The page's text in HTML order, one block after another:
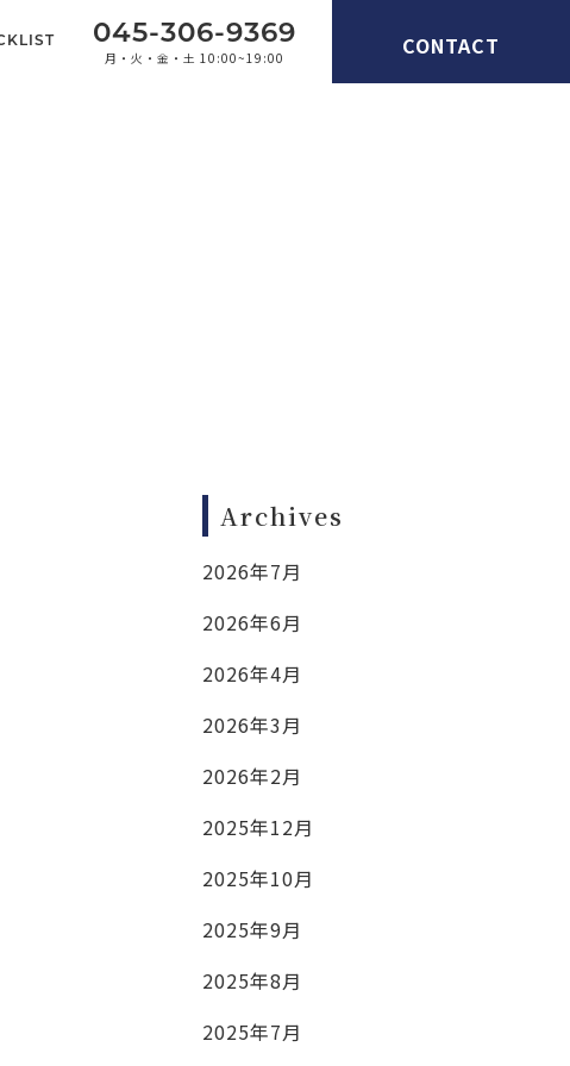
045-306-9369
月・火・金・土 10:00~19:00 CONTACT
Archives
2026年7月
2026年6月
2026年4月
2026年3月
2026年2月
2025年12月
2025年10月
2025年9月
2025年8月
2025年7月